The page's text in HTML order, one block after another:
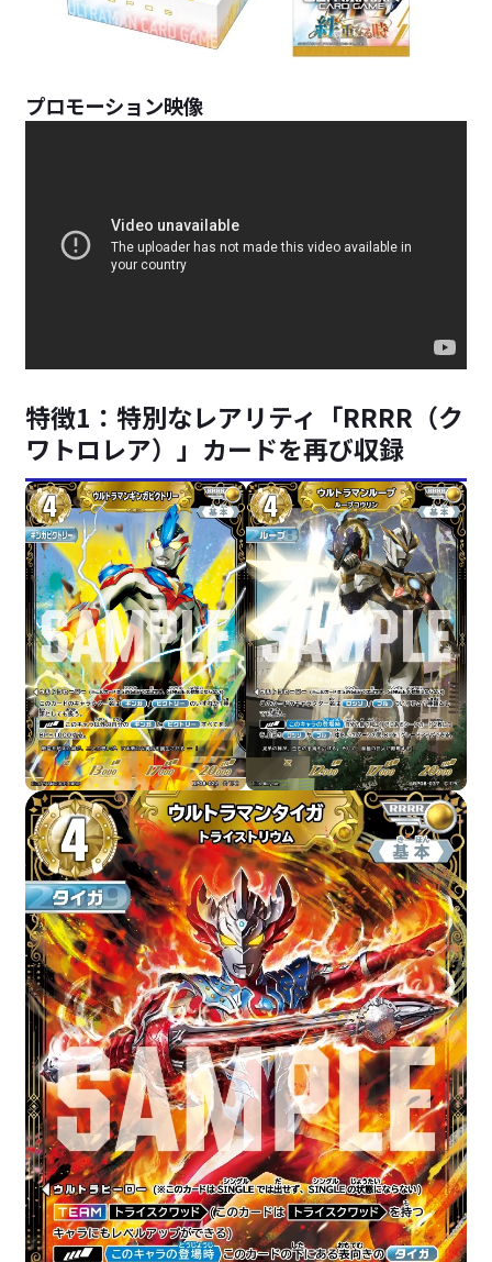
プロモーション映像
特徴1：特別なレアリティ「RRRR（ク
ワトロレア）」カードを再び収録